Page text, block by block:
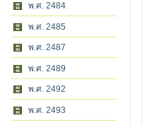
พ.ศ. 2484
พ.ศ. 2485
พ.ศ. 2487
พ.ศ. 2489
พ.ศ. 2492
พ.ศ. 2493